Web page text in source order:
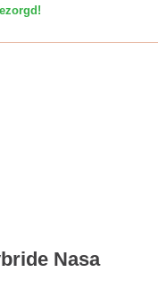
Nasa